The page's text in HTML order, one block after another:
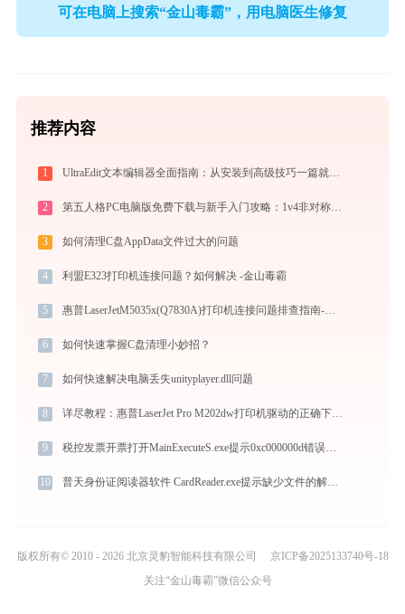
可在电脑上搜索“金山毒霸”，用电脑医生修复
推荐内容
1 UltraEdit文本编辑器全面指南：从安装到高级技巧一篇就够（附快捷键大全）
2 第五人格PC电脑版免费下载与新手入门攻略：1v4非对称竞技的极致体验
3 如何清理C盘AppData文件过大的问题
4 利盟E323打印机连接问题？如何解决 -金山毒霸
5 惠普LaserJetM5035x(Q7830A)打印机连接问题排查指南-金山毒霸
6 如何快速掌握C盘清理小妙招？
7 如何快速解决电脑丢失unityplayer.dll问题
8 详尽教程：惠普LaserJet Pro M202dw打印机驱动的正确下载与安装方式
9 税控发票开票打开MainExecuteS.exe提示0xc000000d错误码怎么办
10 普天身份证阅读器软件 CardReader.exe提示缺少文件的解决办法
版权所有© 2010 - 2026 北京灵豹智能科技有限公司
京ICP备2025133740号-18
关注“金山毒霸”微信公众号